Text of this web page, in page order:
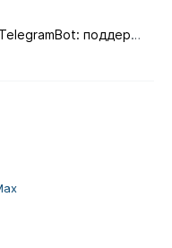
ELMA ChatDesk+TelegramBot: поддержка без операторов